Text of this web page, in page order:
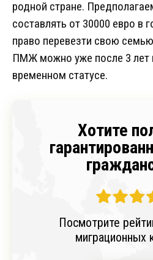
родной стране.
составлять от 30000 евро в
право перевезти свою
ПМЖ можно уже после 3 лет
временном статусе.
Хотите
Посмотрите
миграционных